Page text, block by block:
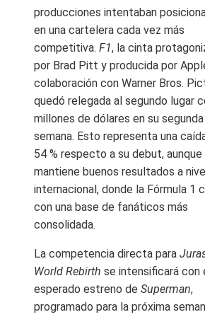
producciones intentaban
en una cartelera cada vez más
competitiva. F1, la cinta
por Brad Pitt y producida por
colaboración con Warner Bros.
quedó relegada al segundo lugar
millones de dólares en su segunda
semana. Esto representa una
54 % respecto a su debut, aunque
mantiene buenos resultados a nivel
internacional, donde la Fórmula 1
con una base de fanáticos más
consolidada.
La competencia directa para
World Rebirth se intensificará con
esperado estreno de Superman,
programado para la próxima